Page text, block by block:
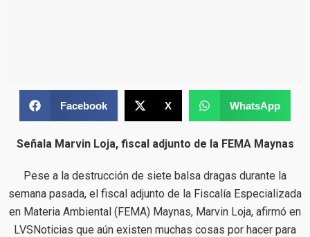
Facebook X WhatsApp
Señala Marvin Loja, fiscal adjunto de la FEMA Maynas
Pese a la destrucción de siete balsa dragas durante la
semana pasada, el fiscal adjunto de la Fiscalía Especializada
en Materia Ambiental (FEMA) Maynas, Marvin Loja, afirmó en
LVSNoticias que aún existen muchas cosas por hacer para